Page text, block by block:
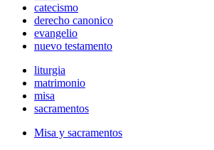
catecismo
derecho canonico
evangelio
nuevo testamento
liturgia
matrimonio
misa
sacramentos
Misa y sacramentos